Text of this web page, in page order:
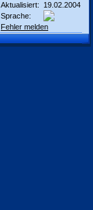
Aktualisiert:
19.02.2004
Sprache:
Fehler melden